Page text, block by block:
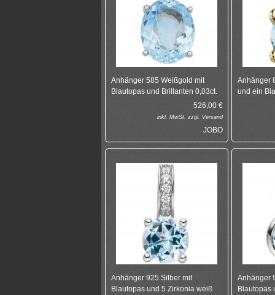
Anhänger 585 Weißgold mit
Blautopas und Brillanten 0,03ct.
526,00 €
inkl. MwSt. zzgl. Versand
JOBO
Anhänger
und ein
Anhänger 925 Silber mit
Blautopas und 5 Zirkonia weiß
Anhänger
Blautopas